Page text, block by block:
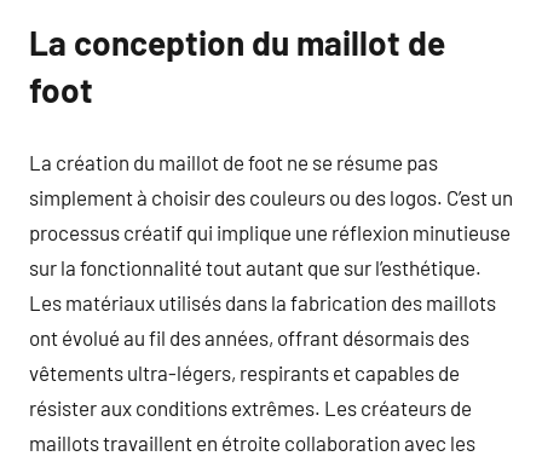
La conception du maillot de
foot
La création du maillot de foot ne se résume pas
simplement à choisir des couleurs ou des logos. C’est un
processus créatif qui implique une réflexion minutieuse
sur la fonctionnalité tout autant que sur l’esthétique.
Les matériaux utilisés dans la fabrication des maillots
ont évolué au fil des années, offrant désormais des
vêtements ultra-légers, respirants et capables de
résister aux conditions extrêmes. Les créateurs de
maillots travaillent en étroite collaboration avec les